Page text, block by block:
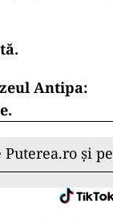
Antipa:
și pe